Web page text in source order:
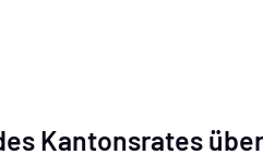
Kantonsrates